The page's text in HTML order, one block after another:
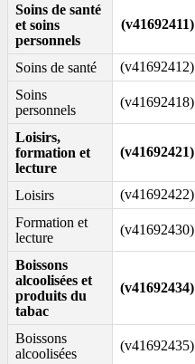
Soins de santé
et soins
personnels
(v41692411)
Soins de santé (v41692412)
Soins
personnels
(v41692418)
Loisirs,
formation et
lecture
(v41692421)
Loisirs (v41692422)
Formation et
lecture
(v41692430)
Boissons
alcoolisées et
produits du
tabac
(v41692434)
Boissons
alcoolisées
(v41692435)